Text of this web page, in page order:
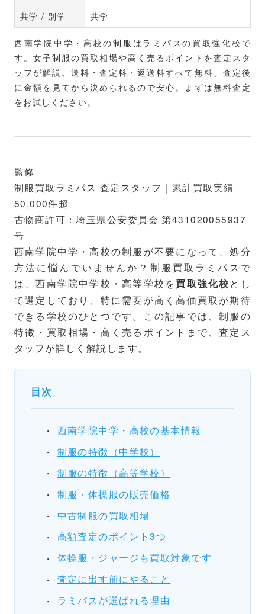
共学 / 別学
共学
西南学院中学・高校の制服はラミパスの買取強化校で
す。女子制服の買取相場や高く売るポイントを査定スタ
ッフが解説。送料・査定料・返送料すべて無料、査定後
に金額を見てから決められるので安心。まずは無料査定
をお試しください。
監修
制服買取ラミパス 査定スタッフ｜累計買取実績
50,000件超
古物商許可：埼玉県公安委員会 第431020055937
号
西南学院中学・高校の制服が不要になって、処分
方法に悩んでいませんか？制服買取ラミパスで
は、西南学院中学校・高等学校を買取強化校とし
て選定しており、特に需要が高く高価買取が期待
できる学校のひとつです。この記事では、制服の
特徴・買取相場・高く売るポイントまで、査定ス
タッフが詳しく解説します。
目次
西南学院中学・高校の基本情報
制服の特徴（中学校）
制服の特徴（高等学校）
制服・体操服の販売価格
中古制服の買取相場
高額査定のポイント3つ
体操服・ジャージも買取対象です
査定に出す前にやること
ラミパスが選ばれる理由